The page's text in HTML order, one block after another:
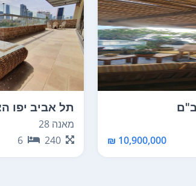
10,900,000 ₪
תל אביב יפו
החלק הדרום
מאנה 28
240
6